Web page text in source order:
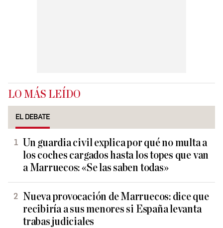
LO MÁS LEÍDO
EL DEBATE
Un guardia civil explica por qué no multa a
los coches cargados hasta los topes que van
a Marruecos: «Se las saben todas»
Nueva provocación de Marruecos: dice que
recibiría a sus menores si España levanta
trabas judiciales